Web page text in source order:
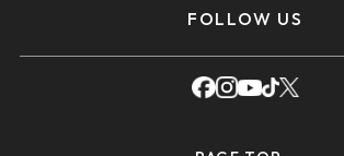
FOLLOW US